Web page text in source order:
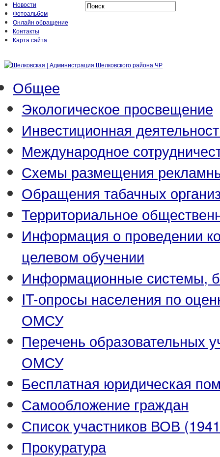
Новости
Фотоальбом
Онлайн обращение
Контакты
Карта сайта
Общее
Экологическое просвещение
Инвестиционная
Международное
Схемы размещения
Обращения табачных
Территориальное
Информация о проведении
целевом обучении
Информационные системы,
IT-опросы населения по
ОМСУ
Перечень образовательных
ОМСУ
Бесплатная юридическая
Самообложение граждан
Список участников ВОВ
Прокуратура